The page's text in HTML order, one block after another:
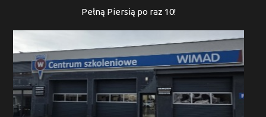
Pełną Piersią po raz 10!